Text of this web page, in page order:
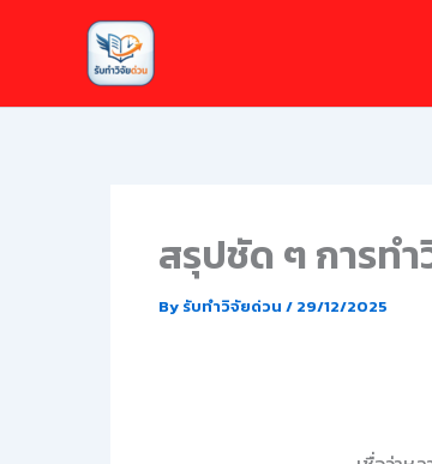
สรุปชัด ๆ การทำ
By รับทำวิจัยด่วน / 29/12/2025